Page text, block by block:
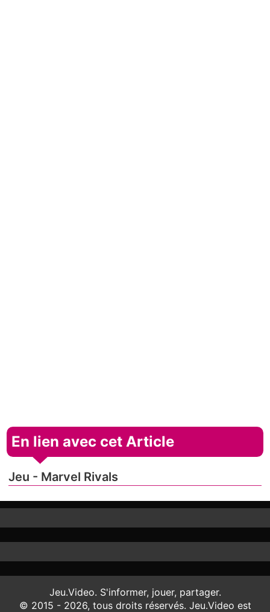
En lien avec cet Article
Jeu - Marvel Rivals
Jeu.Video. S'informer, jouer, partager.
© 2015 - 2026, tous droits réservés. Jeu.Video est